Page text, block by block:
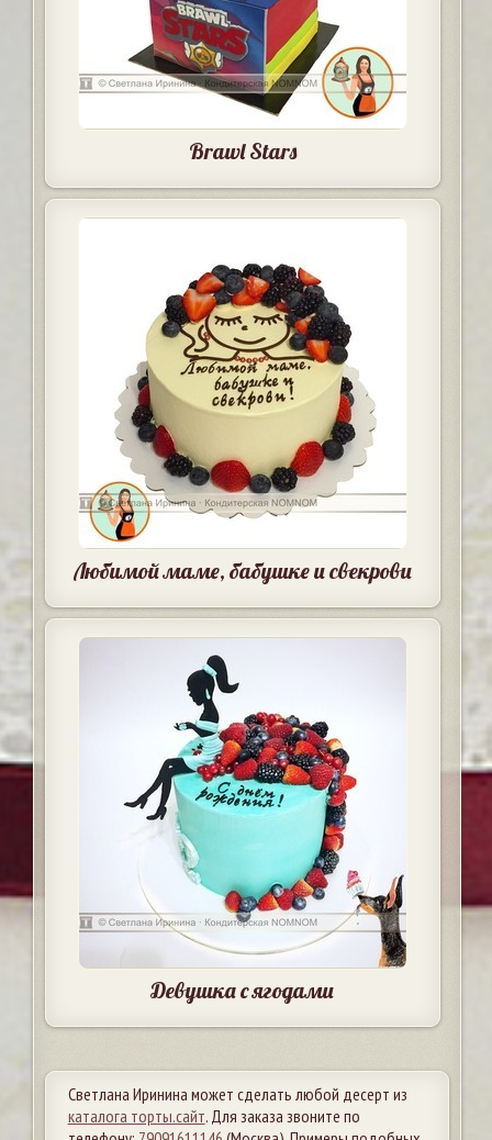
Brawl Stars
Любимой маме, бабушке и свекрови
Девушка с ягодами
Светлана Иринина может сделать любой десерт из
каталога торты.сайт. Для заказа звоните по